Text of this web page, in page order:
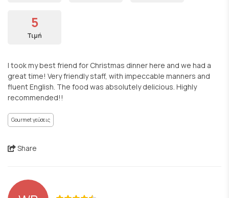
5
Τιμή
I took my best friend for Christmas dinner here and we had a
great time! Very friendly staff, with impeccable manners and
fluent English. The food was absolutely delicious. Highly
recommended!!
Gourmet γεύσεις
Share